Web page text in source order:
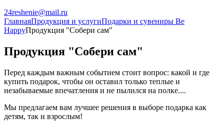
24reshenie@mail.ru
ГлавнаяПродукция и услугиПодарки и сувениры Be
HappyПродукция "Собери сам"
Продукция "Собери сам"
Перед каждым важным событием стоит вопрос: какой и где
купить подарок, чтобы он оставил только теплые и
незабываемые впечатления и не пылился на полке....
Мы предлагаем вам лучшее решения в выборе подарка как
детям, так и взрослым!